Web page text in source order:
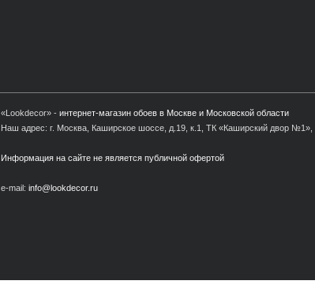
«Lookdecor» - интернет-магазин обоев в Москве и Московской области
Наш адрес: г. Москва, Каширское шоссе, д.19, к.1, ТК «Каширский двор №1»,
Информация на сайте не является публичной офертой
e-mail: info@lookdecor.ru